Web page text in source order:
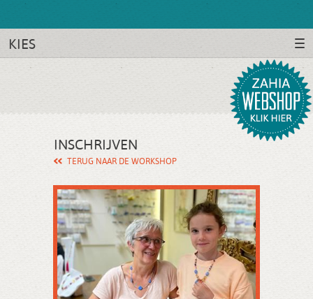
KIES
INSCHRIJVEN
TERUG NAAR DE WORKSHOP